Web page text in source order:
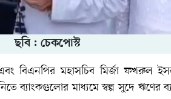
ছবি : চেকপোস্ট
এবং বিএনপির মহাসচিব মির্জা ফখরুল
ব্যাংকগুলোর মাধ্যমে স্বল্প সুদে ঋণের